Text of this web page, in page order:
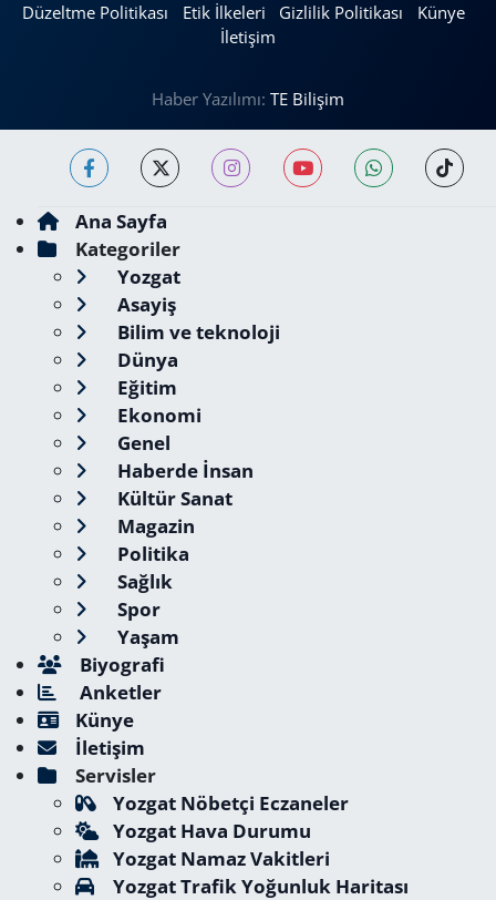
Düzeltme Politikası
Etik İlkeleri Gizlilik Politikası
Künye
İletişim
Haber Yazılımı: TE Bilişim
Ana Sayfa
Kategoriler
Yozgat
Asayiş
Bilim ve teknoloji
Dünya
Eğitim
Ekonomi
Genel
Haberde İnsan
Kültür Sanat
Magazin
Politika
Sağlık
Spor
Yaşam
Biyografi
Anketler
Künye
İletişim
Servisler
Yozgat Nöbetçi Eczaneler
Yozgat Hava Durumu
Yozgat Namaz Vakitleri
Yozgat Trafik Yoğunluk Haritası